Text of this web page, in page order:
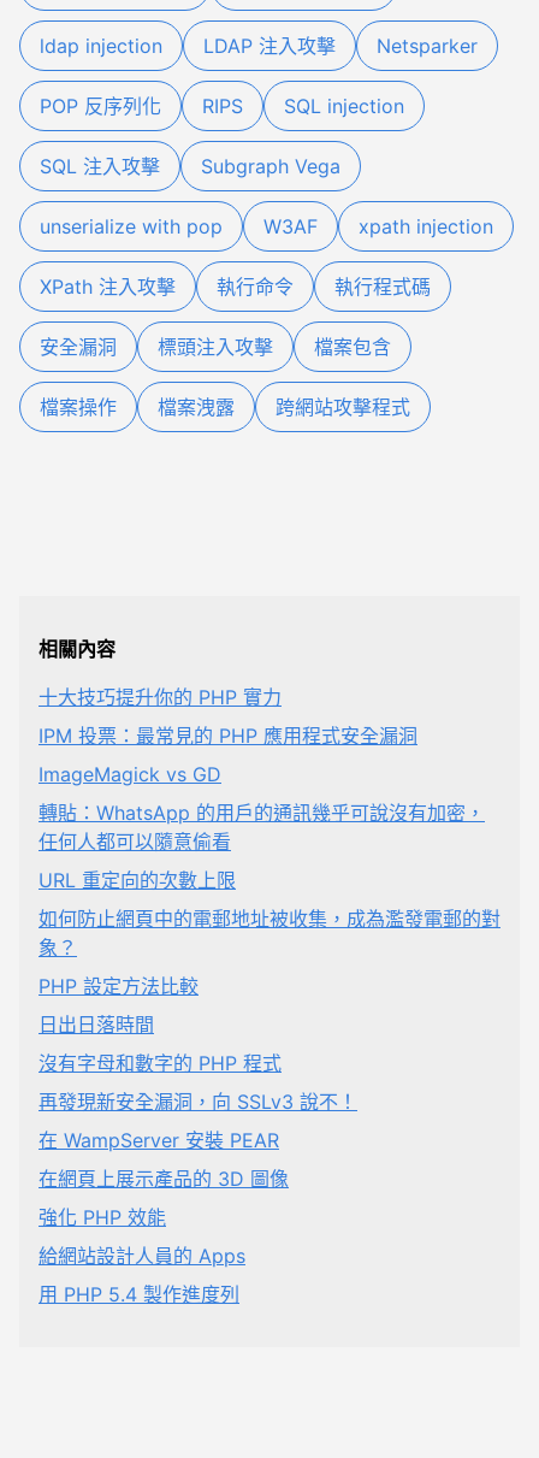
ldap injection LDAP 注入攻擊 Netsparker
POP 反序列化 RIPS SQL injection
SQL 注入攻擊 Subgraph Vega
unserialize with pop W3AF xpath injection
XPath 注入攻擊 執行命令 執行程式碼
安全漏洞 標頭注入攻擊 檔案包含
檔案操作 檔案洩露 跨網站攻擊程式
相關內容
十大技巧提升你的 PHP 實力
IPM 投票：最常見的 PHP 應用程式安全漏洞
ImageMagick vs GD
轉貼：WhatsApp 的用戶的通訊幾乎可說沒有加密，
任何人都可以隨意偷看
URL 重定向的次數上限
如何防止網頁中的電郵地址被收集，成為濫發電郵的對
象？
PHP 設定方法比較
日出日落時間
沒有字母和數字的 PHP 程式
再發現新安全漏洞，向 SSLv3 說不！
在 WampServer 安裝 PEAR
在網頁上展示產品的 3D 圖像
強化 PHP 效能
給網站設計人員的 Apps
用 PHP 5.4 製作進度列